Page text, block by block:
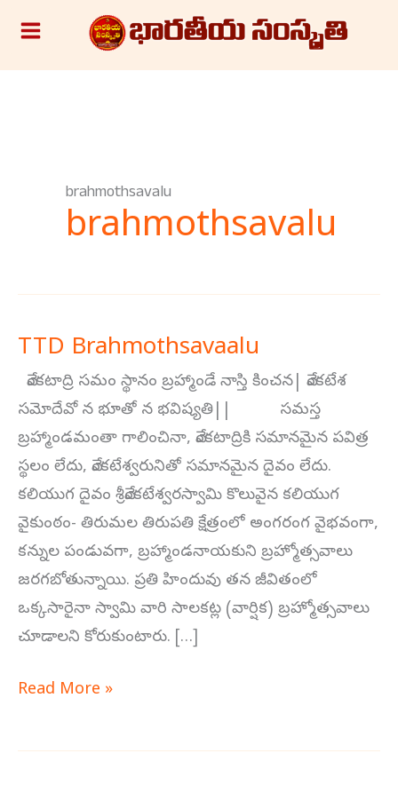
brahmothsavalu
brahmothsavalu
TTD Brahmothsavaalu
వేంకటాద్రి సమం స్థానం బ్రహ్మాండే నాస్తి కించన| వేంకటేశ
సమోదేవో న భూతో న భవిష్యతి|| సమస్త
బ్రహ్మాండమంతా గాలించినా, వేంకటాద్రికి సమానమైన పవిత్ర
స్థలం లేదు, వేంకటేశ్వరునితో సమానమైన దైవం లేదు.
కలియుగ దైవం శ్రీవేంకటేశ్వరస్వామి కొలువైన కలియుగ
వైకుంఠం- తిరుమల తిరుపతి క్షేత్రంలో అంగరంగ వైభవంగా,
కన్నుల పండువగా, బ్రహ్మాండనాయకుని బ్రహ్మోత్సవాలు
జరగబోతున్నాయి. ప్రతి హిందువు తన జీవితంలో
ఒక్కసారైనా స్వామి వారి సాలకట్ల (వార్షిక) బ్రహ్మోత్సవాలు
చూడాలని కోరుకుంటారు. […]
TTD
Brahmothsavaalu
Read More »
e
a